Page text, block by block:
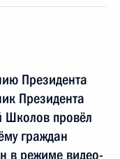
Президента
Президента
Школов провёл
граждан
в режиме видео-